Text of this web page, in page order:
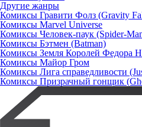
Другие жанры
Комиксы Гравити Фолз (Gravity
Комиксы Marvel Universe
Комиксы Человек-паук (Spider-
Комиксы Бэтмен (Batman)
Комиксы Земля Королей Федора
Комиксы Майор Гром
Комиксы Лига справедливости
Комиксы Призрачный гонщик